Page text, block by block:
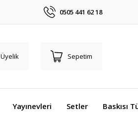
0505 441 62 18
Üyelik Sepetim
Yayınevleri Setler Baskısı